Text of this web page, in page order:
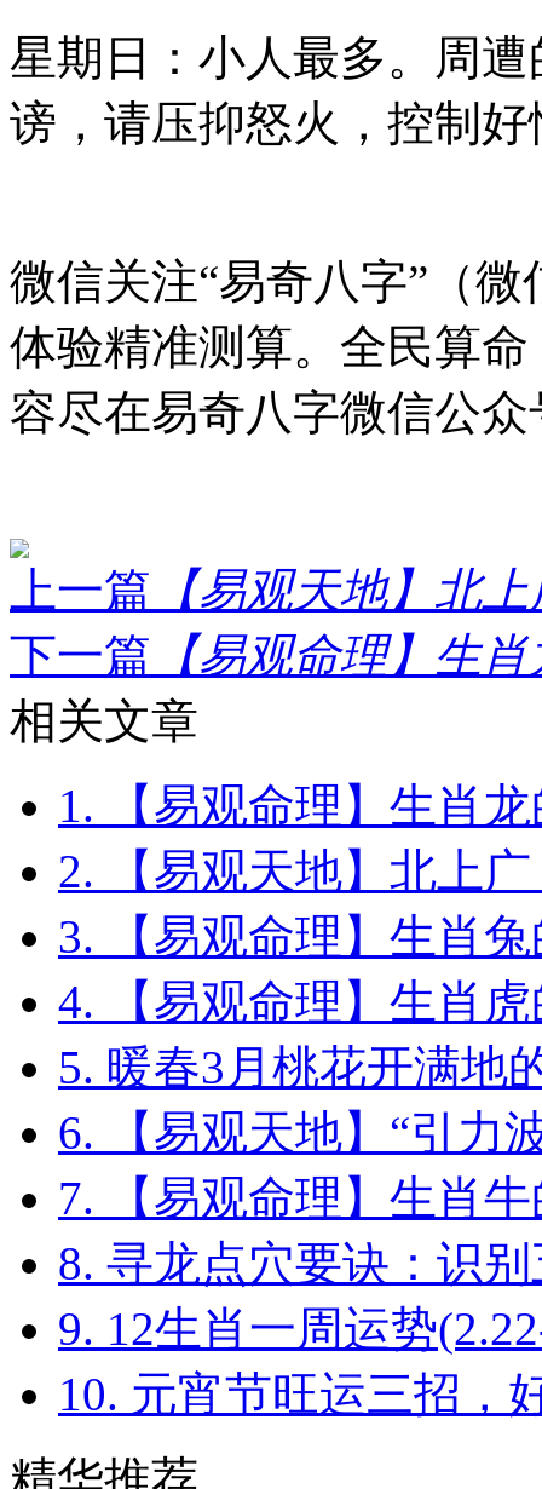
星期日：小人最多。周
谤，请压抑怒火，控制好
微信关注“易奇八字”（
体验精准测算。全民算
容尽在易奇八字微信公众
上一篇 【易观天地】北
下一篇 【易观命理】生
相关文章
1. 【易观命理】生肖
2. 【易观天地】北上
3. 【易观命理】生肖
4. 【易观命理】生肖
5. 暖春3月桃花开满地
6. 【易观天地】“引力
7. 【易观命理】生肖
8. 寻龙点穴要诀：识
9. 12生肖一周运势
10. 元宵节旺运三招，
精华推荐